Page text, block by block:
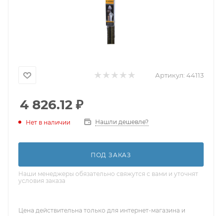
Артикул: 44113
4 826.12 ₽
Нет в наличии Нашли дешевле?
ПОД ЗАКАЗ
Наши менеджеры обязательно свяжутся с вами и уточнят
условия заказа
Цена действительна только для интернет-магазина и